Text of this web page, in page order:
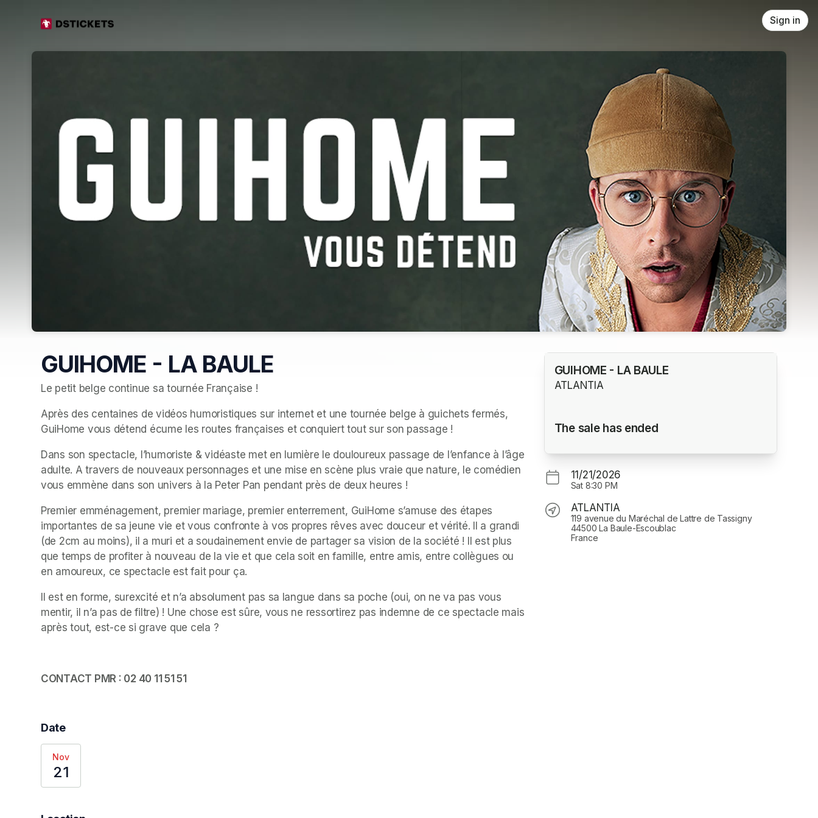
Sign in
GUIHOME - LA BAULE
Le petit belge continue sa tournée Française !
Après des centaines de vidéos humoristiques sur internet et une tournée belge à guichets fermés,
GuiHome vous détend écume les routes françaises et conquiert tout sur son passage !
Dans son spectacle, l’humoriste & vidéaste met en lumière le douloureux passage de l’enfance à l’âge
adulte. A travers de nouveaux personnages et une mise en scène plus vraie que nature, le comédien
vous emmène dans son univers à la Peter Pan pendant près de deux heures !
Premier emménagement, premier mariage, premier enterrement, GuiHome s’amuse des étapes
importantes de sa jeune vie et vous confronte à vos propres rêves avec douceur et vérité. Il a grandi
(de 2cm au moins), il a muri et a soudainement envie de partager sa vision de la société ! Il est plus
que temps de profiter à nouveau de la vie et que cela soit en famille, entre amis, entre collègues ou
en amoureux, ce spectacle est fait pour ça.
Il est en forme, surexcité et n’a absolument pas sa langue dans sa poche (oui, on ne va pas vous
mentir, il n’a pas de filtre) ! Une chose est sûre, vous ne ressortirez pas indemne de ce spectacle mais
après tout, est-ce si grave que cela ?
CONTACT PMR : 02 40 11 51 51
Date
Nov
21
GUIHOME - LA BAULE
ATLANTIA
The sale has ended
11/21/2026
Sat 8:30 PM
ATLANTIA
119 avenue du Maréchal de Lattre de Tassigny
44500 La Baule-Escoublac
France